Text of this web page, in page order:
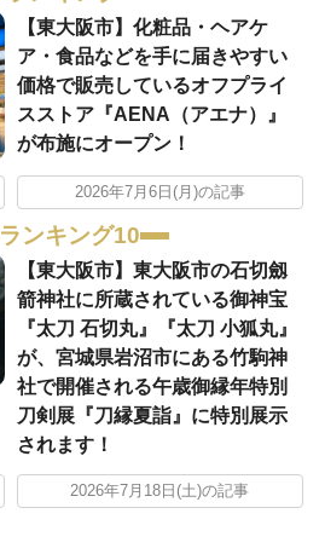
【東大阪市】化粧品・ヘアケ
ア・食品などを手に届きやすい
価格で販売しているオフプライ
スストア『AENA（アエナ）』
が布施にオープン！
2026年7月6日(月)の記事
ランキング10
【東大阪市】東大阪市の石切劔
箭神社に所蔵されている御神宝
『太刀 石切丸』『太刀 小狐丸』
が、宮城県岩沼市にある竹駒神
社で開催される午歳御縁年特別
刀剣展『刀縁夏詣』に特別展示
されます！
2026年7月18日(土)の記事